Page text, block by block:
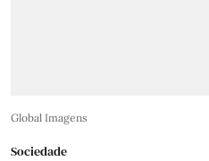
Global Imagens
Sociedade